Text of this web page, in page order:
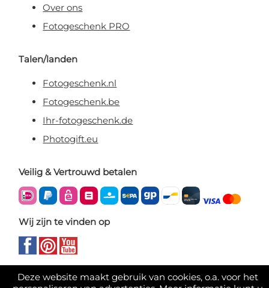
Deze website maakt gebruik van cookies, o.a. voor het
Over ons
Fotogeschenk PRO
Talen/landen
Fotogeschenk.nl
Fotogeschenk.be
Ihr-fotogeschenk.de
Photogift.eu
Veilig & Vertrouwd betalen
Wij zijn te vinden op